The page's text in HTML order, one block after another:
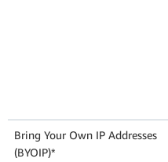
Bring Your Own IP Addresses
(BYOIP)*